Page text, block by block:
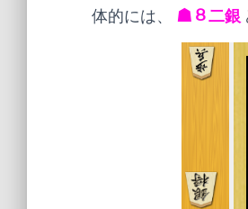
体的には、
☗８二銀